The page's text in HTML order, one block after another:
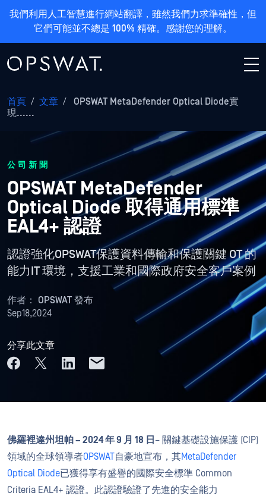
我們利用人工智慧進行網站翻譯，雖然我們力求準確性，但
它們可能並不總是 100% 精確。感謝您的理解。
首頁 / 文章 /
OPSWAT MetaDefender Optical Diode實
現......
公司新聞
OPSWAT MetaDefender
Optical Diode 取得通用標準
EAL4+ 認證
認證強化OPSWAT保護資料傳輸和保護關鍵 OT 的
能力IT 環境，支援工業和國際政府安全客戶案例
作者： OPSWAT 發布
Sep18,2024
分享此文章
佛羅裡達州坦帕 – 2024 年 9 月 18 日 – 關鍵基礎設施保護 (CIP)
領域的全球領導者OPSWAT自豪地宣布，其MetaDefender
Optical Diode已獲得享有盛譽的國際安全標準 Common
Criteria EAL4+ 認證。此認證驗證了先進的安全能力